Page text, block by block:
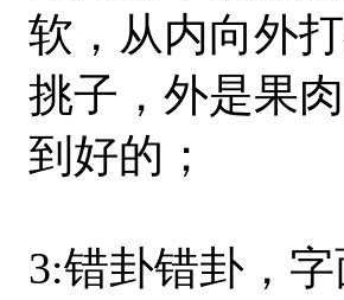
软，从内向外
挑子，外是果
到好的；
3:错卦错卦，